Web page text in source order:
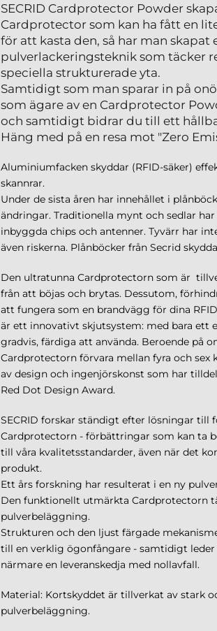
SECRID Cardprotector Powder
Cardprotector som kan ha fått en
för att kasta den, så har man skapat
pulverlackeringsteknik som täcker
speciella strukturerade yta.
Samtidigt som man sparar in på
som ägare av en Cardprotector
och samtidigt bidrar du till ett
Häng med på en resa mot "Zero
Aluminiumfacken skyddar (RFID-säker)
skannrar.
Under de sista åren har innehållet i
ändringar. Traditionella mynt och sedlar
inbyggda chips och antenner. Tyvärr har
även riskerna. Plånböcker från Secrid
Den ultratunna Cardprotectorn som är
från att böjas och brytas. Dessutom,
att fungera som en brandvägg för dina
är ett innovativt skjutsystem: med bara ett
gradvis, färdiga att använda. Beroende på
Cardprotectorn förvara mellan fyra och
av design och ingenjörskonst som har
Red Dot Design Award.
SECRID forskar ständigt efter lösningar
Cardprotectorn - förbättringar som kan ta
till våra kvalitetsstandarder, även när det
produkt.
Ett års forskning har resulterat i en ny
Den funktionellt utmärkta Cardprotectorn
pulverbeläggning.
Strukturen och den ljust färgade
till en verklig ögonfångare - samtidigt
närmare en leveranskedja med nollavfall.
Material: Kortskyddet är tillverkat av stark
pulverbeläggning.